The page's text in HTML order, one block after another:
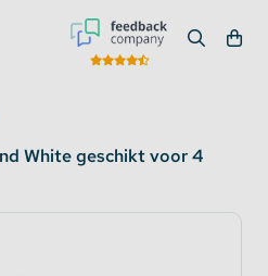
White geschikt voor 4